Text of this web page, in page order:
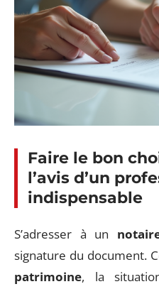
Faire le bon
l’avis d’un
indispensable
S’adresser à un
signature du document.
patrimoine, la